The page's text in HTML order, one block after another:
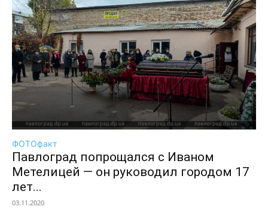
ФОТОфакт
Павлоград попрощался с Иваном
Метелицей — он руководил городом 17
лет...
03.11.2020